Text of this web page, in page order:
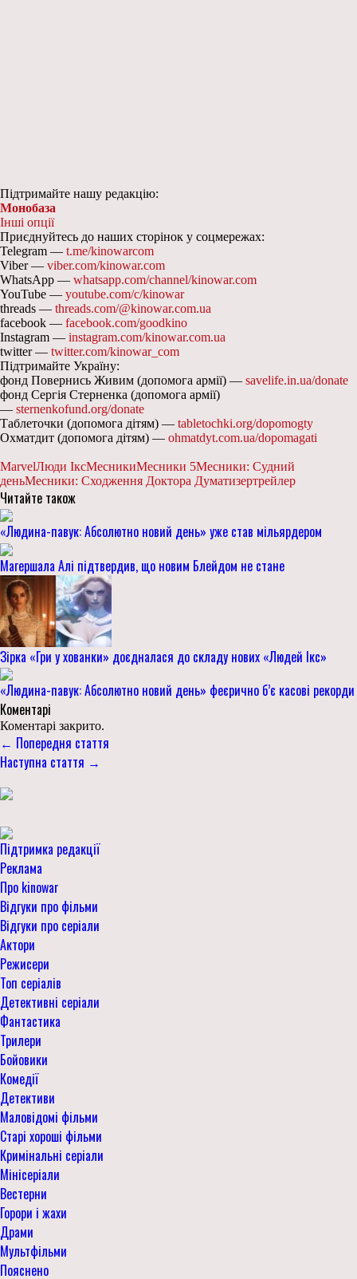
Підтримайте нашу редакцію:
Монобаза
Інші опції
Приєднуйтесь до наших сторінок у соцмережах:
Telegram — t.me/kinowarcom
Viber — viber.com/kinowar.com
WhatsApp — whatsapp.com/channel/kinowar.com
YouTube — youtube.com/c/kinowar
threads — threads.com/@kinowar.com.ua
facebook — facebook.com/goodkino
Instagram — instagram.com/kinowar.com.ua
twitter — twitter.com/kinowar_com
Підтримайте Україну:
фонд Повернись Живим (допомога армії) — savelife.in.ua/donate
фонд Сергія Стерненка (допомога армії)
— sternenkofund.org/donate
Таблеточки (допомога дітям) — tabletochki.org/dopomogty
Охматдит (допомога дітям) — ohmatdyt.com.ua/dopomagati
MarvelЛюди ІксМесникиМесники 5Месники: Судний
деньМесники: Сходження Доктора Думатизертрейлер
Читайте також
«Людина-павук: Абсолютно новий день» уже став мільярдером
Магершала Алі підтвердив, що новим Блейдом не стане
Зірка «Гри у хованки» доєдналася до складу нових «Людей Ікс»
«Людина-павук: Абсолютно новий день» феєрично б’є касові рекорди
Коментарі
Коментарі закрито.
← Попередня стаття
Наступна стаття →
Підтримка редакції
Реклама
Про kinowar
Відгуки про фільми
Відгуки про серіали
Актори
Режисери
Топ серіалів
Детективні серіали
Фантастика
Трилери
Бойовики
Комедії
Детективи
Маловідомі фільми
Старі хороші фільми
Кримінальні серіали
Мінісеріали
Вестерни
Горори і жахи
Драми
Мультфільми
Пояснено